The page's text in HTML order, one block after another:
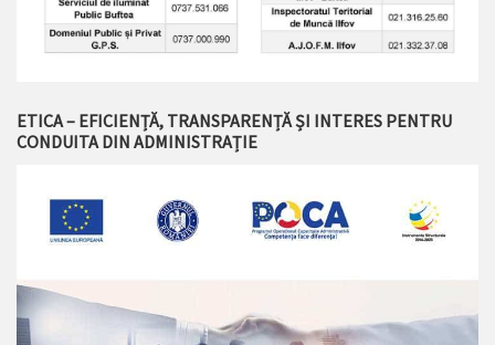
ETICA – EFICIENȚĂ, TRANSPARENȚĂ ȘI INTERES PENTRU
CONDUITA DIN ADMINISTRAȚIE